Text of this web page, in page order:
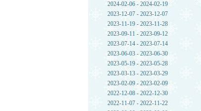
2024-02-06 - 2024-02-19
2023-12-07 - 2023-12-07
2023-11-19 - 2023-11-28
2023-09-11 - 2023-09-12
2023-07-14 - 2023-07-14
2023-06-03 - 2023-06-30
2023-05-19 - 2023-05-28
2023-03-13 - 2023-03-29
2023-02-09 - 2023-02-09
2022-12-08 - 2022-12-30
2022-11-07 - 2022-11-22